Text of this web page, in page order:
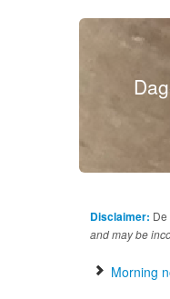
Disclaimer:
and may be
Morning